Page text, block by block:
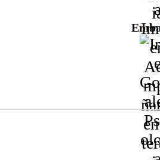
Apoyo y
Violencia obstétrica
Vínculo
Relación